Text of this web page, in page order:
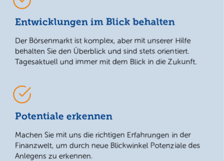
Entwicklungen im Blick behalten
Der Börsenmarkt ist komplex, aber mit unserer Hilfe
behalten Sie den Überblick und sind stets orientiert.
Tagesaktuell und immer mit dem Blick in die Zukunft.
Potentiale erkennen
Machen Sie mit uns die richtigen Erfahrungen in der
Finanzwelt, um durch neue Blickwinkel Potenziale des
Anlegens zu erkennen.